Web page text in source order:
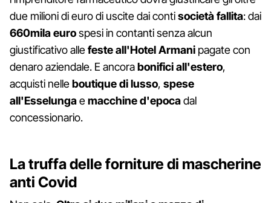
due milioni di euro di uscite dai contisocietà fallita: dai
660mila eurospesi in contanti senza alcun
giustificativo allefeste all'Hotel Armani pagate con
denaro aziendale. E ancorabonifici all'estero,
acquisti nelleboutique di lusso, spese
all'Esselungaemacchine d'epocadal
concessionario.
La truffa delle forniture di mascherine
anti Covid